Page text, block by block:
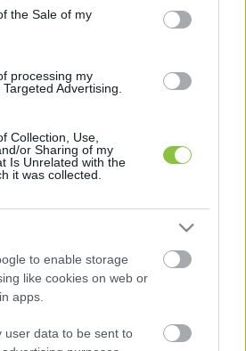
the Sale of my
processing my
Advertising.
Collection, Use,
or Sharing of my
Is Unrelated with the
it was collected.
to enable storage
like cookies on web or
apps.
user data to be sent to
a Facebookon jelentette
gratulált neki a választási
spontán utcabál alakult
Csőszi Attilát és
térség frissen megválasztott
Csőszi az 1-es
Molnár pedig a
győzte le magabiztosan.
mind a hat